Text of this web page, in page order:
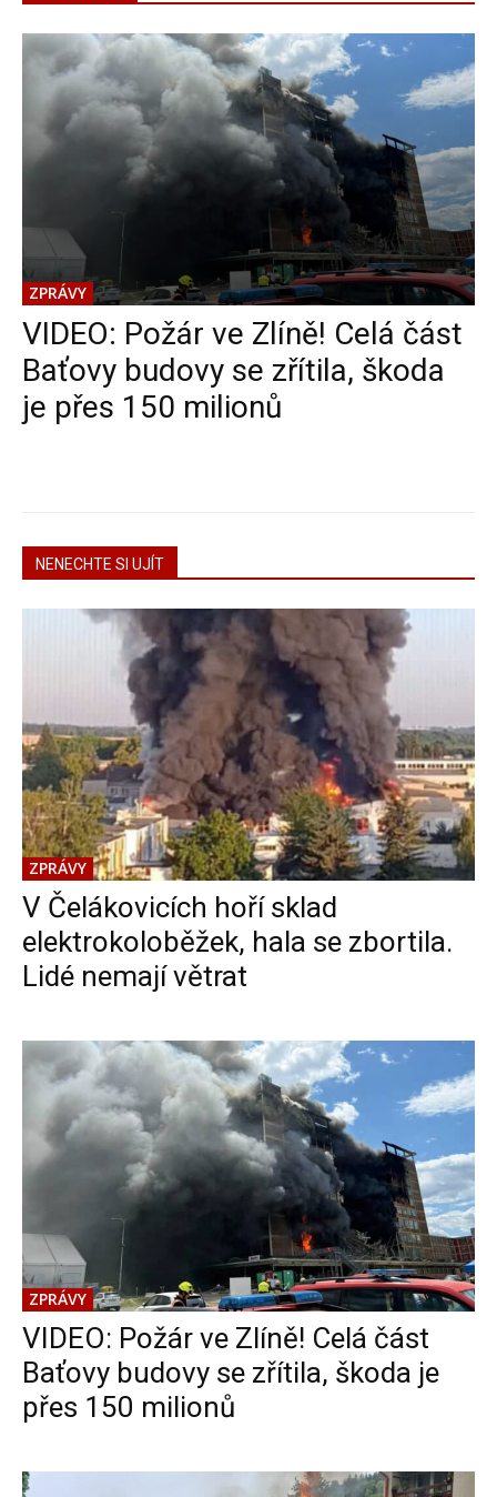
ZPRÁVY
VIDEO: Požár ve Zlíně! Celá část
Baťovy budovy se zřítila, škoda
je přes 150 milionů
NENECHTE SI UJÍT
ZPRÁVY
V Čelákovicích hoří sklad
elektrokoloběžek, hala se zbortila.
Lidé nemají větrat
ZPRÁVY
VIDEO: Požár ve Zlíně! Celá část
Baťovy budovy se zřítila, škoda je
přes 150 milionů